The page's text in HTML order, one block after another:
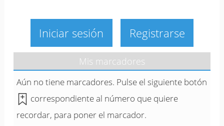
Iniciar sesión Registrarse
Mis marcadores
Aún no tiene marcadores. Pulse el siguiente botón
correspondiente al número que quiere
recordar, para poner el marcador.